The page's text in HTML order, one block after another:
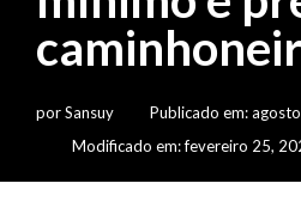
plástico
institucional
materiais
gratuitos
soluções
em
soluções
para
Coberturas
barracas
comunicação
visual
Transporte
e logística
porSansuy Publicado em:
Modificado em: fevereiro 25,